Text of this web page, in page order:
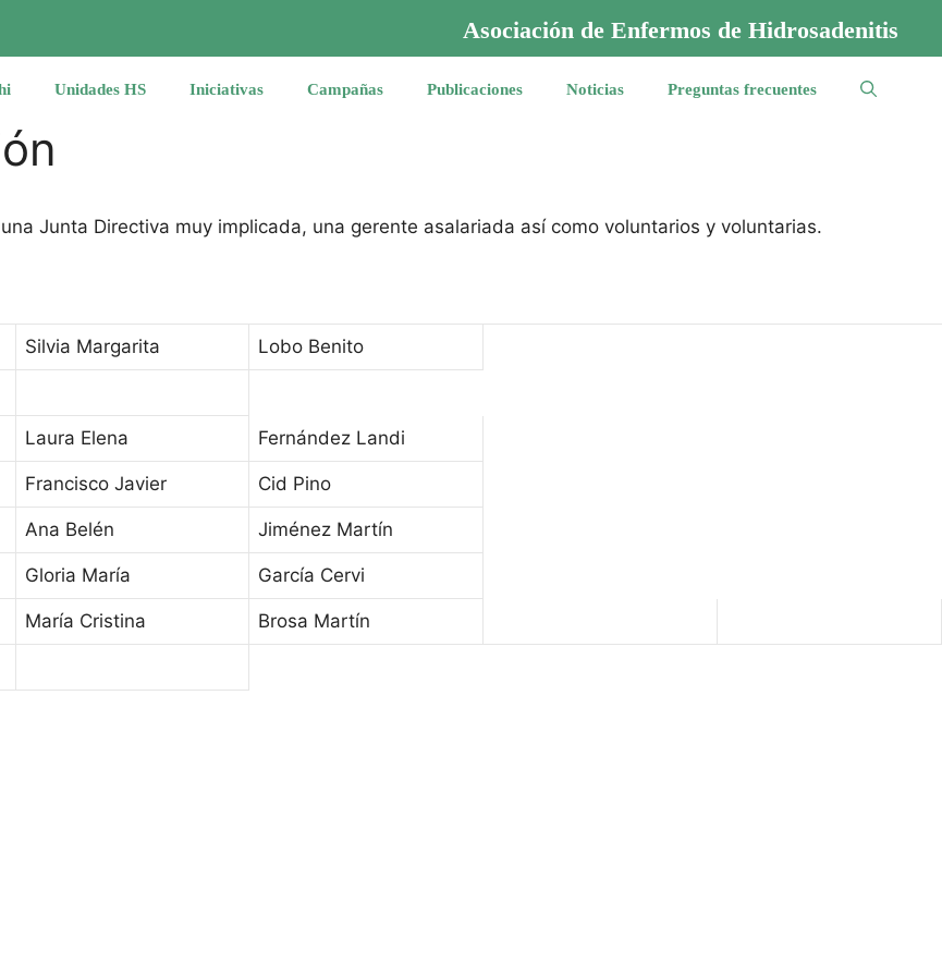
Asociación de Enfermos de Hidrosadenitis
Unidades HS Iniciativas Campañas Publicaciones Noticias Preguntas frecuentes
Junta Directiva muy implicada, una gerente asalariada así como voluntarios y voluntarias.
Silvia Margarita Lobo Benito
Laura Elena Fernández Landi
Francisco Javier Cid Pino
Ana Belén Jiménez Martín
Gloria María García Cervi
María Cristina Brosa Martín